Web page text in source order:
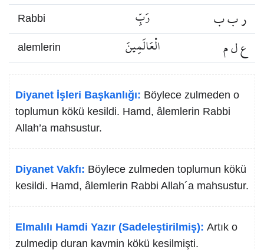
Rabbi رَبِّ ر ب ب
alemlerin الْعَالَمِينَ ع ل م
Diyanet İşleri Başkanlığı: Böylece zulmeden o
toplumun kökü kesildi. Hamd, âlemlerin Rabbi
Allah’a mahsustur.
Diyanet Vakfı: Böylece zulmeden toplumun kökü
kesildi. Hamd, âlemlerin Rabbi Allah´a mahsustur.
Elmalılı Hamdi Yazır (Sadeleştirilmiş): Artık o
zulmedip duran kavmin kökü kesilmişti.